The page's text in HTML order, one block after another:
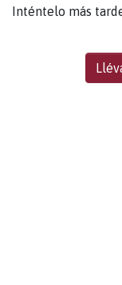
Inténtelo más